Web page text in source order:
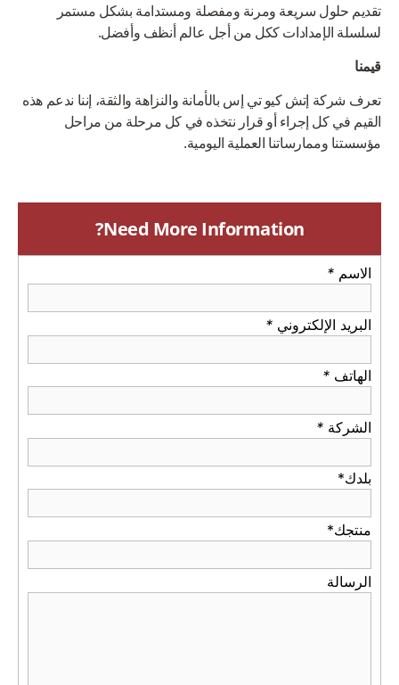
تقديم حلول سريعة ومرنة ومفصلة ومستدامة بشكل مستمر
لسلسلة الإمدادات ككل من أجل عالم أنظف وأفضل.
قيمنا
تعرف شركة إتش كيو تي إس بالأمانة والنزاهة والثقة، إننا ندعم هذه
القيم في كل إجراء أو قرار نتخذه في كل مرحلة من مراحل
مؤسستنا وممارساتنا العملية اليومية.
Need More Information?
الاسم *
البريد الإلكتروني *
الهاتف *
الشركة *
بلدك*
منتجك*
الرسالة